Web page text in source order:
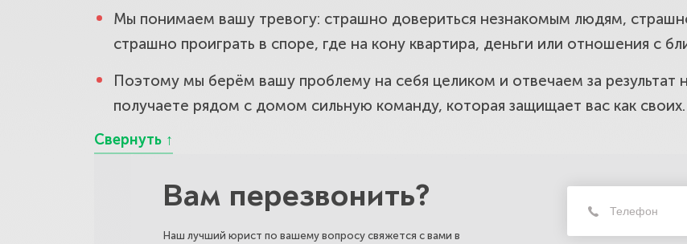
некачественный ремонт.
Земельные споры и вопросы границ участков
Споры с госорганами и обжалование решений
Мы понимаем вашу тревогу: страшно довериться незнакомым людям,
страшно проиграть в споре, где на кону квартира, деньги или отношения с
Поэтому мы берём вашу проблему на себя целиком и отвечаем за результат
получаете рядом с домом сильную команду, которая защищает вас как своих.
Вам перезвонить?
Наш лучший юрист по вашему вопросу свяжется с вами в